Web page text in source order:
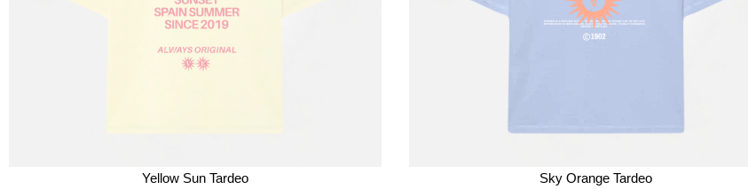
Yellow Sun Tardeo Sky Orange Tardeo